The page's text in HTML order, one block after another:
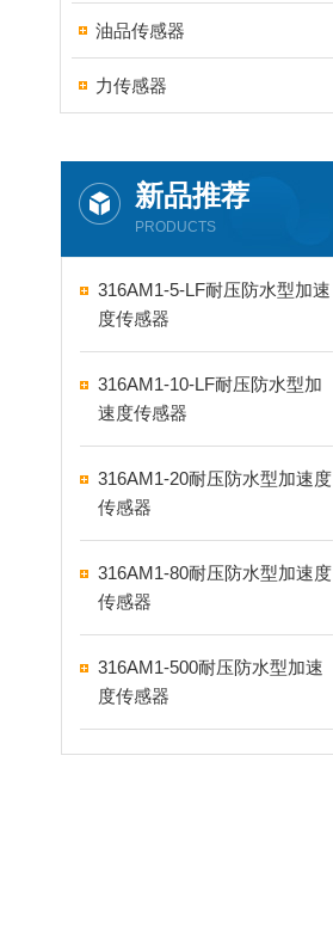
油品传感器
力传感器
新品推荐
PRODUCTS
316AM1-5-LF耐压防水型加速
度传感器
316AM1-10-LF耐压防水型加
速度传感器
316AM1-20耐压防水型加速度
传感器
316AM1-80耐压防水型加速度
传感器
316AM1-500耐压防水型加速
度传感器